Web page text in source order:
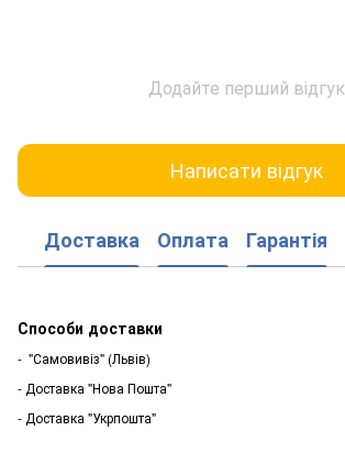
Додайте перший відгук
Написати відгук
Доставка Оплата Гарантія
Способи доставки
- "Самовивіз" (Львів)
- Доставка "Нова Пошта"
- Доставка "Укрпошта"